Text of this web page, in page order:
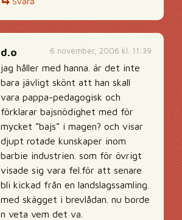
6 november, 2006 kl. 11:39
d.o
jag håller med hanna. är det inte
bara jävligt skönt att han skall
vara pappa-pedagogisk och
förklarar bajsnödighet med för
mycket ”bajs” i magen? och visar
djupt rotade kunskaper inom
barbie industrien. som för övrigt
visade sig vara fel.för att senare
bli kickad från en landslagssamling.
med skägget i brevlådan. nu borde
n veta vem det va.